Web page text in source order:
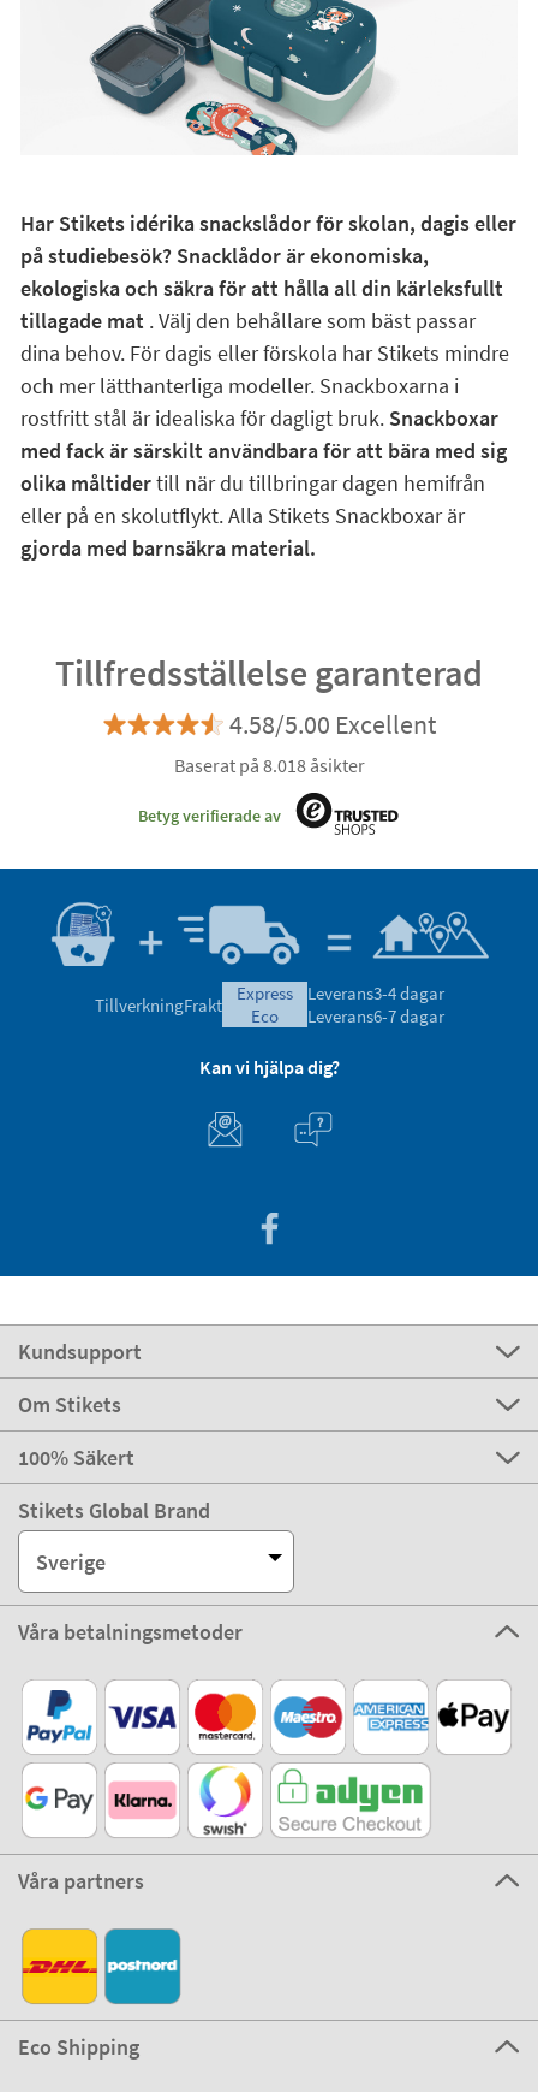
Har Stikets idérika snackslådor för skolan, dagis eller
på studiebesök? Snacklådor är ekonomiska,
ekologiska och säkra för att hålla all din kärleksfullt
tillagade mat. Välj den behållare som bäst passar
dina behov. För dagis eller förskola har Stikets mindre
och mer lätthanterliga modeller. Snackboxarna i
rostfritt stål är idealiska för dagligt bruk. Snackboxar
med fack är särskilt användbara för att bära med sig
olika måltidertill när du tillbringar dagen hemifrån
eller på en skolutflykt. Alla Stikets Snackboxar är
gjorda med barnsäkra material.
Tillfredsställelse garanterad
4.58/5.00 Excellent
Baserat på 8.018 åsikter
Betyg verifierade av
TillverkningFrakt
express
eco
Leverans3-4 dagar
Leverans6-7 dagar
Kan vi hjälpa dig?
Kundsupport
Om Stikets
100% Säkert
Stikets Global Brand
Sverige
Våra betalningsmetoder
Våra partners
Eco Shipping